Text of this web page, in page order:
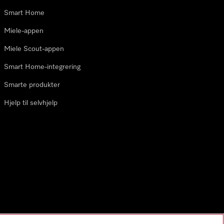
Smart Home
Miele-appen
Miele Scout-appen
Smart Home-integrering
Smarte produkter
Hjelp til selvhjelp